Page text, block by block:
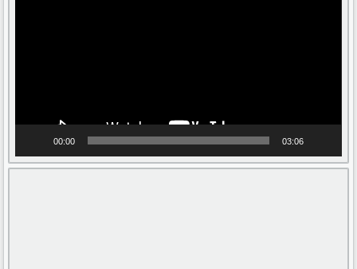
00:00 03:06